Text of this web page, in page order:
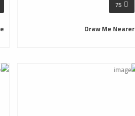
75
Draw Me Nearer